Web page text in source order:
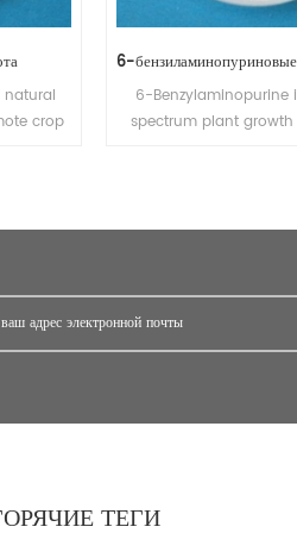
natural
crop
crops,
6-Benzylaminopurine
spectrum plant
Benzylaminopurine
basal shoot
orchids); flowering
fruit set (grapes,
ТЕГИ